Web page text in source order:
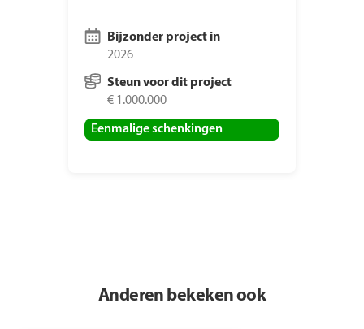
Bijzonder project in
2026
Steun voor dit project
€ 1.000.000
Eenmalige schenkingen
Anderen bekeken ook